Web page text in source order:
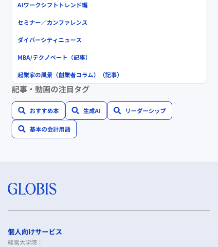
AIワークシフトトレンド編
セミナー／カンファレンス
ダイバーシティニュース
MBA/テクノベート（記事）
起業家の風景（創業者コラム）（記事）
記事・動画の注目タグ
おすすめ本 生成AI リーダーシップ
基本の会計用語
個人向けサービス
経営大学院：